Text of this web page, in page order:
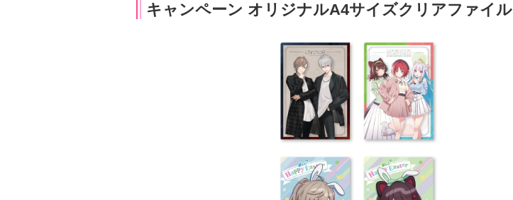
キャンペーン オリジナルA4サイズクリアファイル